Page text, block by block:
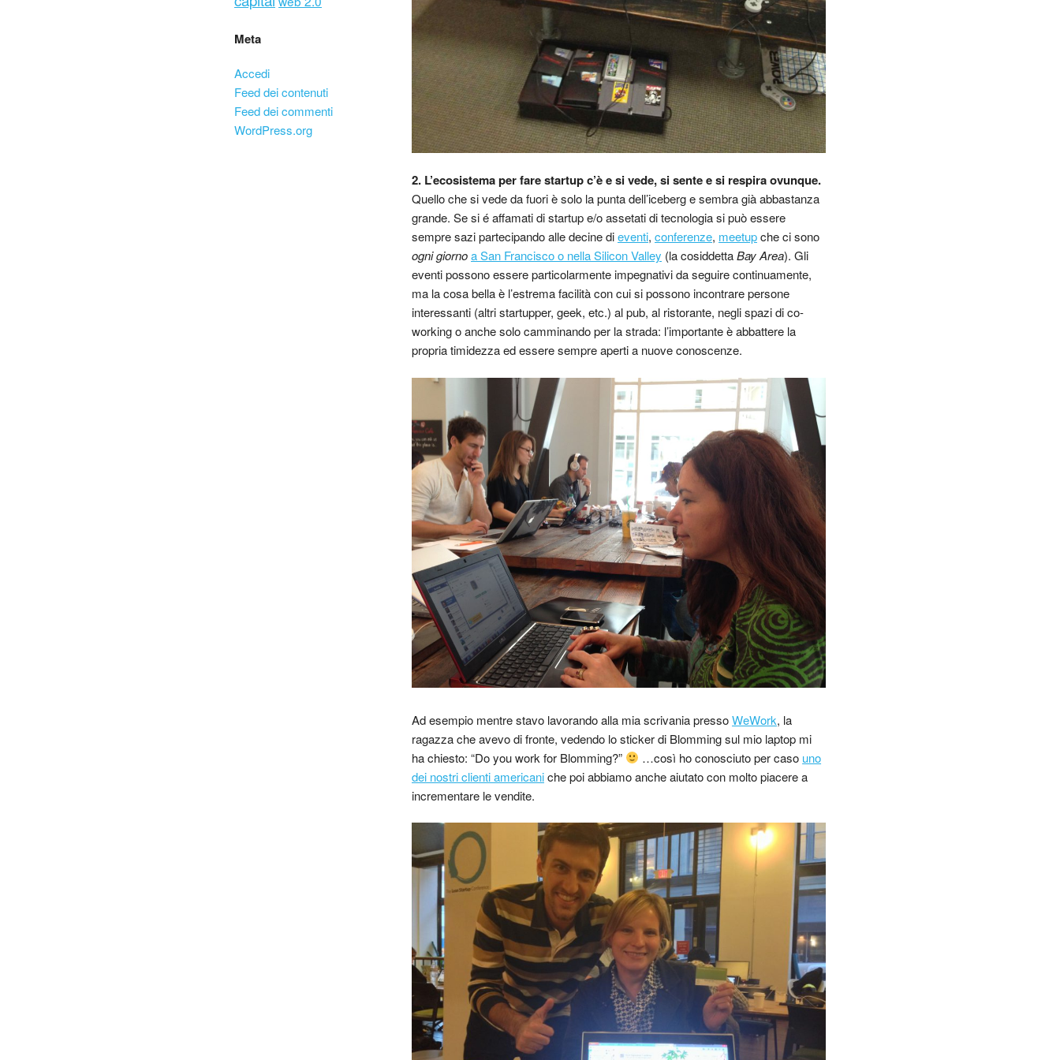
2. L’ecosistema per fare startup c’è e si vede, si sente e si respira ovunque.
Quello che si vede da fuori è solo la punta dell’iceberg e sembra già abbastanza
grande. Se si é affamati di startup e/o assetati di tecnologia si può essere
sempre sazi partecipando alle decine dieventi, conferenze, meetupche ci sono
ogni giornoa San Francisco o nella Silicon Valley (la cosiddettaBay Area). Gli
eventi possono essere particolarmente impegnativi da seguire continuamente,
ma la cosa bella è l’estrema facilità con cui si possono incontrare persone
interessanti (altri startupper, geek, etc.) al pub, al ristorante, negli spazi di co-
working o anche solo camminando per la strada: l’importante è abbattere la
propria timidezza ed essere sempre aperti a nuove conoscenze.
Ad esempio mentre stavo lavorando alla mia scrivania pressoWeWork, la
ragazza che avevo di fronte, vedendo lo sticker di Blomming sul mio laptop mi
ha chiesto: “Do you work for Blomming?”
…così ho conosciuto per caso uno
dei nostri clienti americaniche poi abbiamo anche aiutato con molto piacere a
incrementare le vendite.
Meta
Accedi
Feed dei contenuti
Feed dei commenti
WordPress.org